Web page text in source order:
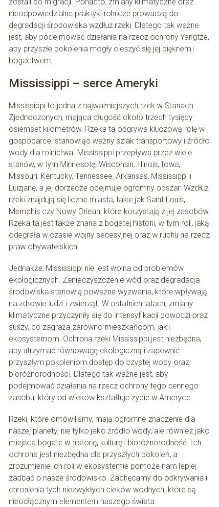
nieodpowiedzialne praktyki rolnicze prowadzą do
degradacji środowiska wzdłuż rzeki. Dlatego tak ważne
jest, aby podejmować działania na rzecz ochrony Yangtze,
aby przyszłe pokolenia mogły cieszyć się jej pięknem i
bogactwem.
Mississippi – serce Ameryki
Mississippi to jedna z najważniejszych rzek w Stanach
Zjednoczonych, mająca długość około trzech tysięcy
osiemset kilometrów. Rzeka ta odgrywa kluczową rolę w
gospodarce, stanowiąc ważny szlak transportowy i źródło
wody dla rolnictwa. Mississippi przepływa przez wiele
stanów, w tym Minnesotę, Wisconsin, Illinois, Iowa,
Missouri, Kentucky, Tennessee, Arkansas, Mississippi i
Luizjanę, a jej dorzecze obejmuje ogromny obszar. Wzdłuż
rzeki znajdują się liczne miasta, takie jak Saint Louis,
Memphis czy Nowy Orlean, które korzystają z jej zasobów.
Rzeka ta jest także znana z bogatej historii, w tym roli, jaką
odegrała w czasie wojny secesyjnej oraz w ruchu na rzecz
praw obywatelskich.
Jednakże, Mississippi nie jest wolna od problemów
ekologicznych. Zanieczyszczenie wód oraz degradacja
środowiska stanowią poważne wyzwania, które wpływają
na zdrowie ludzi i zwierząt. W ostatnich latach, zmiany
klimatyczne przyczyniły się do intensyfikacji powodzi oraz
suszy, co zagraża zarówno mieszkańcom, jak i
ekosystemom. Ochrona rzeki Mississippi jest niezbędna,
aby utrzymać równowagę ekologiczną i zapewnić
przyszłym pokoleniom dostęp do czystej wody oraz
bioróżnorodności. Dlatego tak ważne jest, aby
podejmować działania na rzecz ochrony tego cennego
zasobu, który od wieków kształtuje życie w Ameryce.
Rzeki, które omówiliśmy, mają ogromne znaczenie dla
naszej planety, nie tylko jako źródło wody, ale również jako
miejsca bogate w historię, kulturę i bioróżnorodność. Ich
ochrona jest niezbędna dla przyszłych pokoleń, a
zrozumienie ich roli w ekosystemie pomoże nam lepiej
zadbać o nasze środowisko. Zachęcamy do odkrywania i
chronienia tych niezwykłych cieków wodnych, które są
nieodłącznym elementem naszego świata.